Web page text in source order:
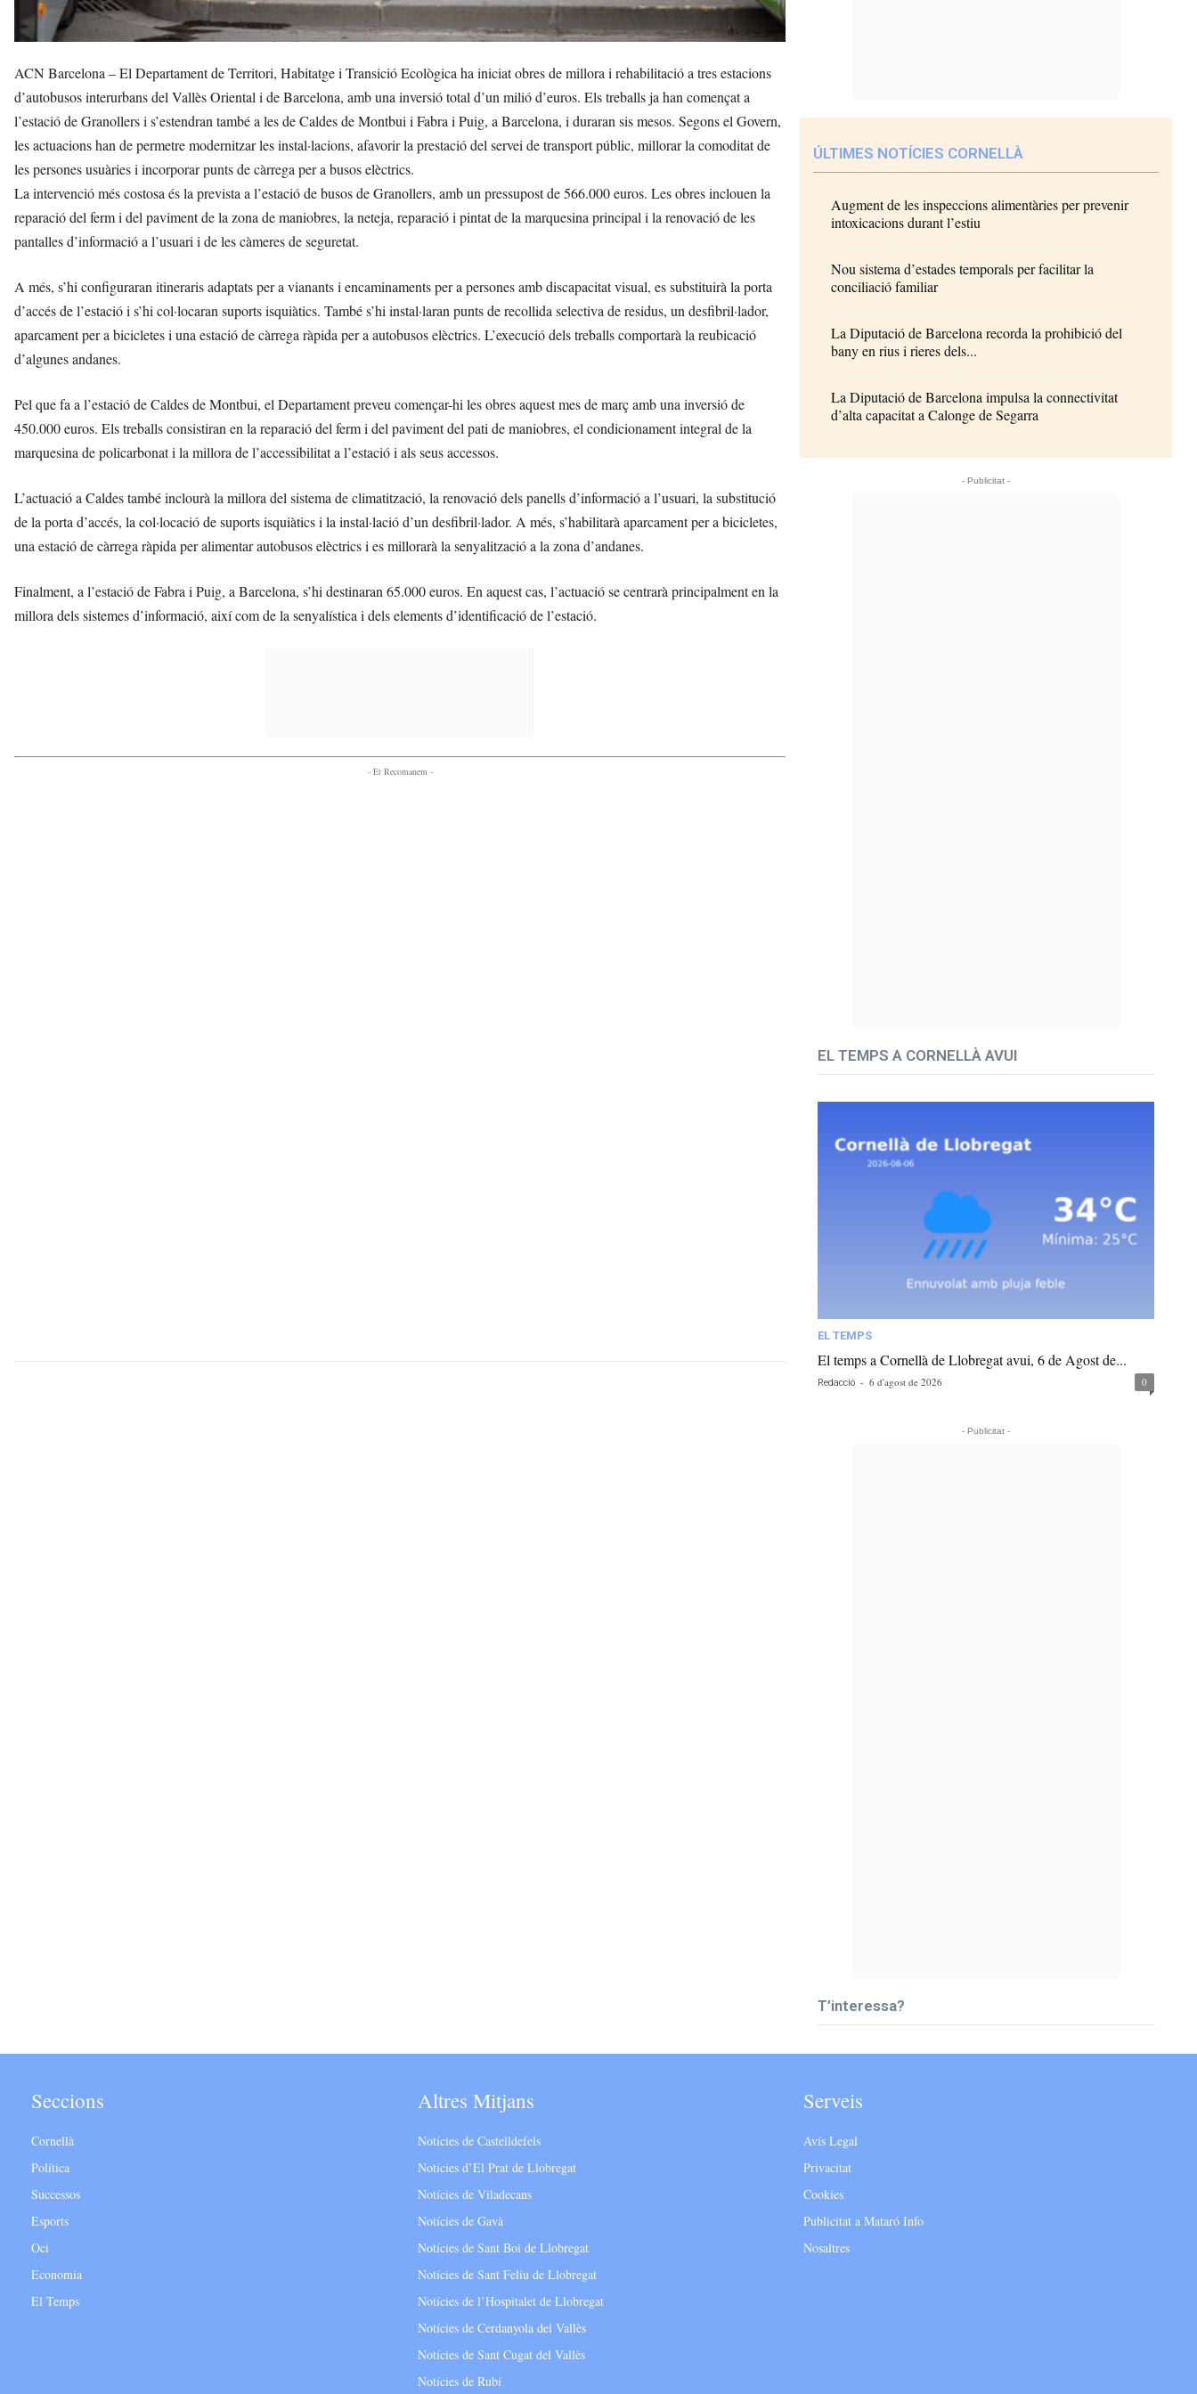
ACN Barcelona – El Departament de Territori, Habitatge i Transició Ecològica ha iniciat obres de millora i rehabilitació a tres estacions
d’autobusos interurbans del Vallès Oriental i de Barcelona, amb una inversió total d’un milió d’euros. Els treballs ja han començat a
l’estació de Granollers i s’estendran també a les de Caldes de Montbui i Fabra i Puig, a Barcelona, i duraran sis mesos. Segons el Govern,
les actuacions han de permetre modernitzar les instal·lacions, afavorir la prestació del servei de transport públic, millorar la comoditat de
les persones usuàries i incorporar punts de càrrega per a busos elèctrics.
La intervenció més costosa és la prevista a l’estació de busos de Granollers, amb un pressupost de 566.000 euros. Les obres inclouen la
reparació del ferm i del paviment de la zona de maniobres, la neteja, reparació i pintat de la marquesina principal i la renovació de les
pantalles d’informació a l’usuari i de les càmeres de seguretat.
A més, s’hi configuraran itineraris adaptats per a vianants i encaminaments per a persones amb discapacitat visual, es substituirà la porta
d’accés de l’estació i s’hi col·locaran suports isquiàtics. També s’hi instal·laran punts de recollida selectiva de residus, un desfibril·lador,
aparcament per a bicicletes i una estació de càrrega ràpida per a autobusos elèctrics. L’execució dels treballs comportarà la reubicació
d’algunes andanes.
Pel que fa a l’estació de Caldes de Montbui, el Departament preveu començar-hi les obres aquest mes de març amb una inversió de
450.000 euros. Els treballs consistiran en la reparació del ferm i del paviment del pati de maniobres, el condicionament integral de la
marquesina de policarbonat i la millora de l’accessibilitat a l’estació i als seus accessos.
L’actuació a Caldes també inclourà la millora del sistema de climatització, la renovació dels panells d’informació a l’usuari, la substitució
de la porta d’accés, la col·locació de suports isquiàtics i la instal·lació d’un desfibril·lador. A més, s’habilitarà aparcament per a bicicletes,
una estació de càrrega ràpida per alimentar autobusos elèctrics i es millorarà la senyalització a la zona d’andanes.
Finalment, a l’estació de Fabra i Puig, a Barcelona, s’hi destinaran 65.000 euros. En aquest cas, l’actuació se centrarà principalment en la
millora dels sistemes d’informació, així com de la senyalística i dels elements d’identificació de l’estació.
- Et Recomanem -
ÚLTIMES NOTÍCIES CORNELLÀ
Augment de les inspeccions alimentàries per prevenir
intoxicacions durant l’estiu
Nou sistema d’estades temporals per facilitar la
conciliació familiar
La Diputació de Barcelona recorda la prohibició del
bany en rius i rieres dels...
La Diputació de Barcelona impulsa la connectivitat
d’alta capacitat a Calonge de Segarra
- Publicitat -
EL TEMPS A CORNELLÀ AVUI
EL TEMPS
El temps a Cornellà de Llobregat avui, 6 de Agost de...
Redacció - 6 d'agost de 2026 0
- Publicitat -
T’interessa?
Seccions
Cornellà
Política
Successos
Esports
Oci
Economia
El Temps
Altres Mitjans
Notícies de Castelldefels
Notícies d’El Prat de Llobregat
Notícies de Viladecans
Notícies de Gavà
Notícies de Sant Boi de Llobregat
Notícies de Sant Feliu de Llobregat
Notícies de l’Hospitalet de Llobregat
Notícies de Cerdanyola del Vallès
Notícies de Sant Cugat del Vallès
Notícies de Rubí
Serveis
Avís Legal
Privacitat
Cookies
Publicitat a Mataró Info
Nosaltres